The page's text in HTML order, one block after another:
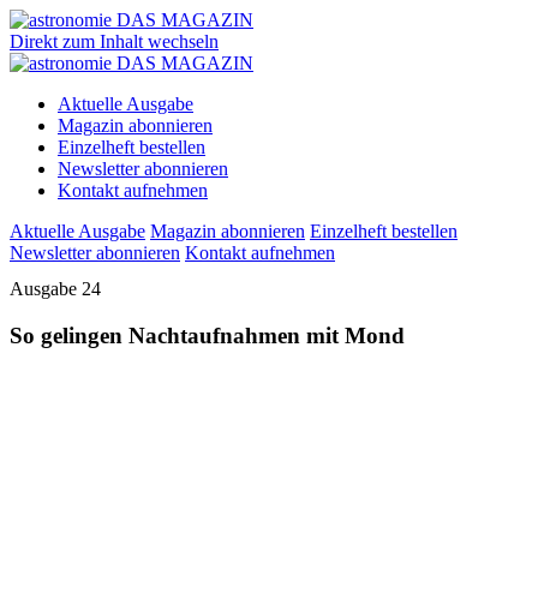
Direkt zum Inhalt wechseln
Aktuelle Ausgabe
Magazin abonnieren
Einzelheft bestellen
Newsletter abonnieren
Kontakt aufnehmen
Aktuelle Ausgabe Magazin abonnieren Einzelheft bestellen
Newsletter abonnieren Kontakt aufnehmen
Ausgabe 24
So gelingen Nachtaufnahmen mit Mond